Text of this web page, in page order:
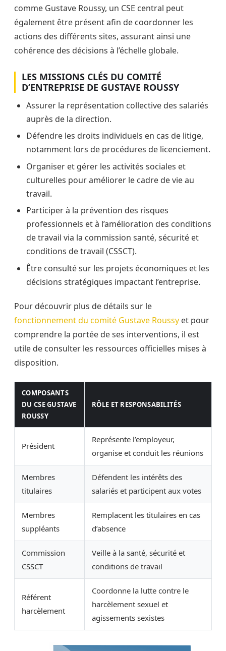
comme Gustave Roussy, un CSE central peut
également être présent afin de coordonner les
actions des différents sites, assurant ainsi une
cohérence des décisions à l’échelle globale.
LES MISSIONS CLÉS DU COMITÉ
D’ENTREPRISE DE GUSTAVE ROUSSY
Assurer la représentation collective des salariés
auprès de la direction.
Défendre les droits individuels en cas de litige,
notamment lors de procédures de licenciement.
Organiser et gérer les activités sociales et
culturelles pour améliorer le cadre de vie au
travail.
Participer à la prévention des risques
professionnels et à l’amélioration des conditions
de travail via la commission santé, sécurité et
conditions de travail (CSSCT).
Être consulté sur les projets économiques et les
décisions stratégiques impactant l’entreprise.
Pour découvrir plus de détails sur le
fonctionnement du comité Gustave Roussy et pour
comprendre la portée de ses interventions, il est
utile de consulter les ressources officielles mises à
disposition.
COMPOSANTS
DU CSE GUSTAVE
ROUSSY
RÔLE ET RESPONSABILITÉS
Président
Représente l’employeur,
organise et conduit les réunions
Membres
titulaires
Défendent les intérêts des
salariés et participent aux votes
Membres
suppléants
Remplacent les titulaires en cas
d’absence
Commission
CSSCT
Veille à la santé, sécurité et
conditions de travail
Référent
harcèlement
Coordonne la lutte contre le
harcèlement sexuel et
agissements sexistes